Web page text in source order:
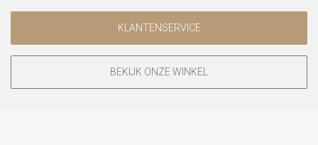
KLANTENSERVICE
BEKIJK ONZE WINKEL